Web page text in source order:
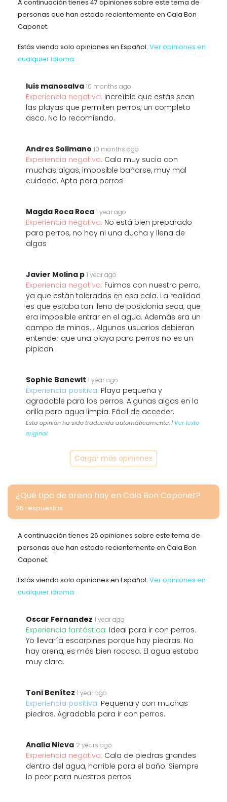
A continuación tienes 47 opiniones sobre este tema de
personas que han estado recientemente en Cala Bon
Caponet.
Estás viendo solo opiniones en Español. Ver opiniones en
cualquier idioma
luis manosalva 10 months ago
Experiencia negativa: Increíble que estás sean
las playas que permiten perros, un completo
asco. No lo recomiendo.
Andres Solimano 10 months ago
Experiencia negativa: Cala muy sucia con
muchas algas, imposible bañarse, muy mal
cuidada. Apta para perros
Magda Roca Roca 1 year ago
Experiencia negativa: No está bien preparado
para perros, no hay ni una ducha y llena de
algas
Javier Molina p 1 year ago
Experiencia negativa: Fuimos con nuestro perro,
ya que están tolerados en esa cala. La realidad
es que estaba tan lleno de posidonia seca, que
era imposible entrar en el agua. Además era un
campo de minas... Algunos usuarios debieran
entender que una playa para perros no es un
pipican.
Sophie Banewit 1 year ago
Experiencia positiva: Playa pequeña y
agradable para los perros. Algunas algas en la
orilla pero agua limpia. Fácil de acceder.
Esta opinión ha sido traducida automáticamente. | Ver texto
original
Cargar más opiniones
¿Qué tipo de arena hay en Cala Bon Caponet?
26 respuestas
A continuación tienes 26 opiniones sobre este tema de
personas que han estado recientemente en Cala Bon
Caponet.
Estás viendo solo opiniones en Español. Ver opiniones en
cualquier idioma
Oscar Fernandez 1 year ago
Experiencia fantástica: Ideal para ir con perros.
Yo llevaría escarpines porque hay piedras. No
hay arena, es más bien rocosa. El agua estaba
muy clara.
Toni Benítez 1 year ago
Experiencia positiva: Pequeña y con muchas
piedras. Agradable para ir con perros.
Analia Nieva 2 years ago
Experiencia negativa: Cala de piedras grandes
dentro del agua, horrible para el baño. Siempre
lo peor para nuestros perros